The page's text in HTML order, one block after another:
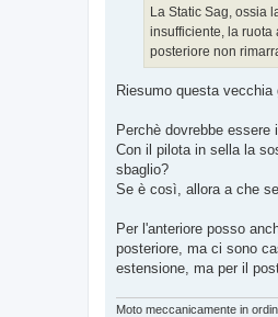
La Static Sag, ossia
insufficiente, la
posteriore non
Riesumo questa
Perchè dovrebbe
Con il pilota in sella la
sbaglio?
Se è così, allora a che
Per l'anteriore posso
posteriore, ma ci sono
estensione, ma per il
Moto meccanicamente in